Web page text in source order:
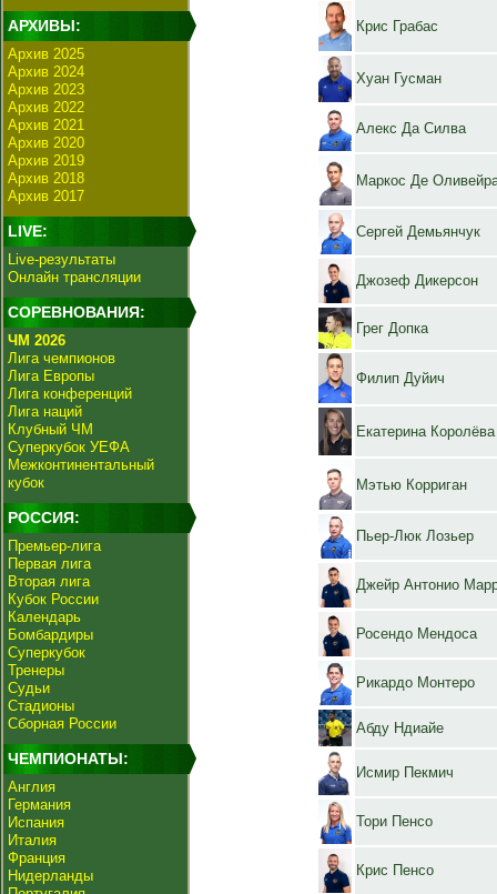
АРХИВЫ:
Архив 2025
Архив 2024
Архив 2023
Архив 2022
Архив 2021
Архив 2020
Архив 2019
Архив 2018
Архив 2017
LIVE:
Live-результаты
Онлайн трансляции
СОРЕВНОВАНИЯ:
ЧМ 2026
Лига чемпионов
Лига Европы
Лига конференций
Лига наций
Клубный ЧМ
Суперкубок УЕФА
Межконтинентальный
кубок
РОССИЯ:
Премьер-лига
Первая лига
Вторая лига
Кубок России
Календарь
Бомбардиры
Суперкубок
Тренеры
Судьи
Стадионы
Сборная России
ЧЕМПИОНАТЫ:
Англия
Германия
Испания
Италия
Франция
Нидерланды
Крис Грабас
Хуан Гусман
Алекс Да Силва
Маркос Де
Сергей Демьянчук
Джозеф Дикерсон
Грег Допка
Филип Дуйич
Екатерина Королёва
Мэтью Корриган
Пьер-Люк Лозьер
Джейр Антонио
Росендо Мендоса
Рикардо Монтеро
Абду Ндиайе
Исмир Пекмич
Тори Пенсо
Крис Пенсо